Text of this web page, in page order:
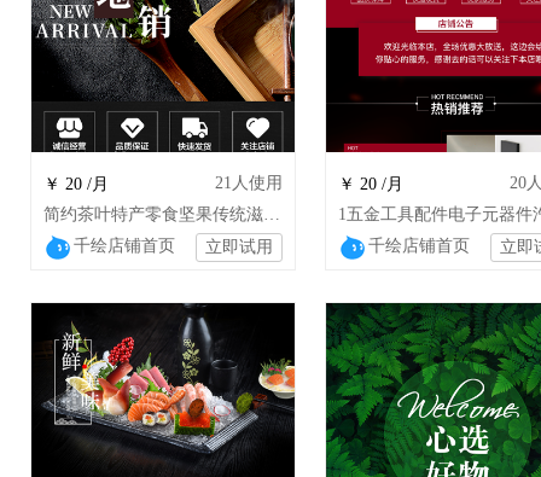
￥ 20 /月 21 人使用
简约茶叶特产零食坚果传统滋补品装修模板
千绘店铺首页
立即试用
￥ 20 /月 20
千绘店铺首页 立即